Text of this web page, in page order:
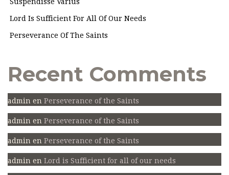
Lord Is Sufficient For All Of Our Needs
Perseverance Of The Saints
Recent Comments
admin en Perseverance of the Saints
admin en Perseverance of the Saints
admin en Perseverance of the Saints
admin en Lord is Sufficient for all of our needs